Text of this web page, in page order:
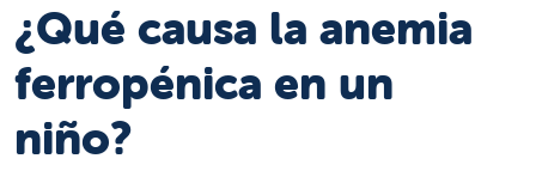
¿Qué causa la anemia
ferropénica en un
niño?